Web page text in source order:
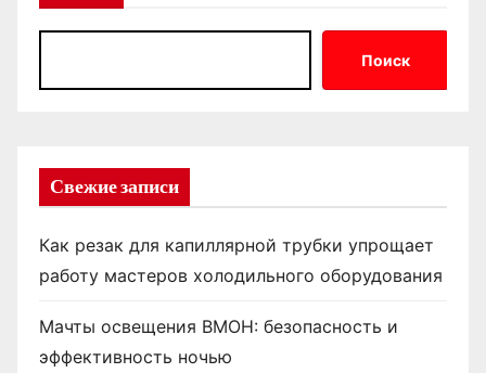
Поиск
Свежие записи
Как резак для капиллярной трубки упрощает
работу мастеров холодильного оборудования
Мачты освещения ВМОН: безопасность и
эффективность ночью